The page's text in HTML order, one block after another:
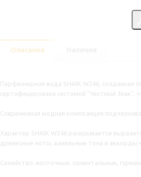
Описание
Парфюмерная вода SHAIK W246, созданная
сертифицирована системой "Честный Знак",
Современная модная композиция
Характер SHAIK W246 раскрывается
древесные ноты, ванильные тона и аккорды
Семейство: восточные, ориентальные,